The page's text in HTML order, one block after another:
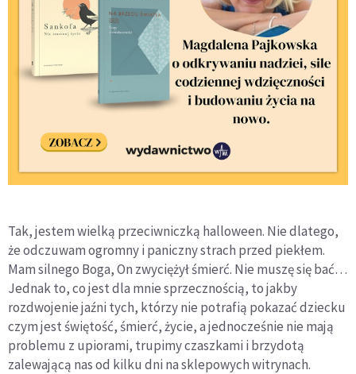
Tak, jestem wielką przeciwniczką halloween. Nie dlatego,
że odczuwam ogromny i paniczny strach przed piekłem.
Mam silnego Boga, On zwyciężył śmierć. Nie muszę się bać…
Jednak to, co jest dla mnie sprzecznością, to jakby
rozdwojenie jaźni tych, którzy nie potrafią pokazać dziecku
czym jest świętość, śmierć, życie, a jednocześnie nie mają
problemu z upiorami, trupimy czaszkami i brzydotą
zalewającą nas od kilku dni na sklepowych witrynach.